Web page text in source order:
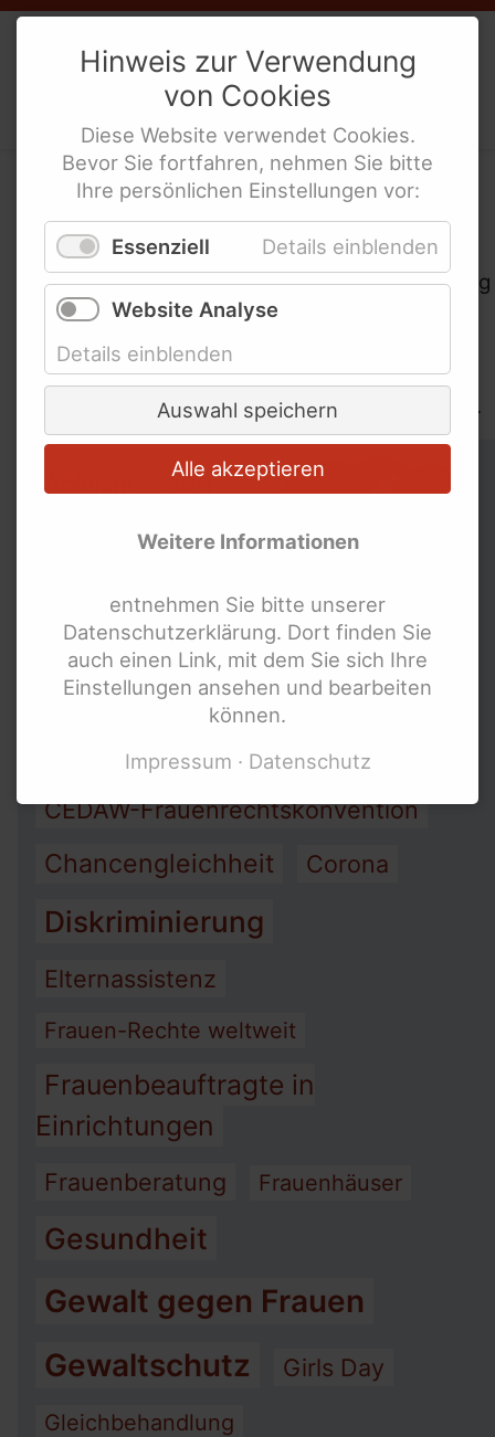
Weibernetze.V.
Politische Interes­sen­ver­tre­tung
behinderte Frauen
Themenübersicht
Als bundesweite politische Interessenvertretung
behinderter Frauen nimmt das Weibernetz
Stellung zu den verschiedensten Themen aus
der Behinderten- und Frauenpolitik. Hier finden
Sie Informationen zu einigen wichtigen Themen.
Schlagworte überspringen
Ableism AGG
Armut
Barrierefreiheit
Bewegung behinderter Frauen
Bundesteilhabegesetz (BTHG)
CEDAW-Frauenrechtskonvention
Chancengleichheit Corona
Diskriminierung
Elternassistenz
Frauen-Rechte weltweit
Frauenbeauftragte in
Einrichtungen
Frauenberatung Frauenhäuser
Gesundheit
Gewalt gegen Frauen
Gewaltschutz
Girls Day
Gleichbehandlung
Hinweis zur Verwendung
von Cookies
Diese Website verwendet Cookies.
Bevor Sie fortfahren, nehmen Sie bitte
Ihre persönlichen Einstellungen vor:
Essenziell Details einblenden
Website Analyse
Details einblenden
Auswahl speichern
Alle akzeptieren
Weitere Informationen
entnehmen Sie bitte unserer
Datenschutzerklärung. Dort finden Sie
auch einen Link, mit dem Sie sich Ihre
Einstellungen ansehen und bearbeiten
können.
Impressum
Datenschutz